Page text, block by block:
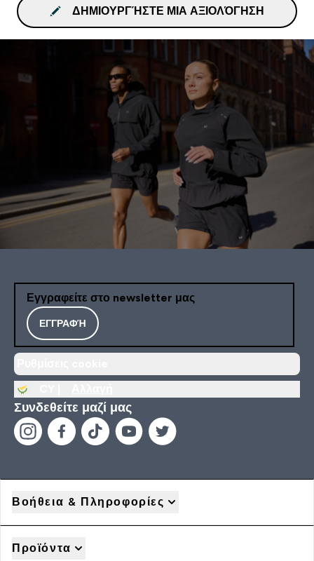
ΔΗΜΙΟΥΡΓΉΣΤΕ ΜΙΑ ΑΞΙΟΛΌΓΗΣΗ
Εγγραφείτε στο newsletter μας
ΕΓΓΡΑΦΉ
Συνδεθείτε μαζί μας
Βοήθεια & Πληροφορίες
Προϊόντα